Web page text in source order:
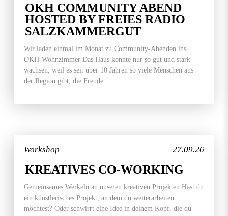
OKH COMMUNITY ABEND
HOSTED BY FREIES RADIO
SALZKAMMERGUT
Wir laden einmal im Monat zu Community-Abenden ins
OKH-Wohnzimmer Das Haus konnte nur so gut und stark
wachsen, weil es seit über 10 Jahren so viele Menschen aus
der Region gibt, die Freude...
27.09.26
Workshop
KREATIVES CO-WORKING
Gemeinsames Werkeln an unseren kreativen Projekten Hast du
ein künstlerisches Projekt, an dem du weiterarbeiten
möchtest? Oder schwirrt eine Idee in deinem Kopf, die du